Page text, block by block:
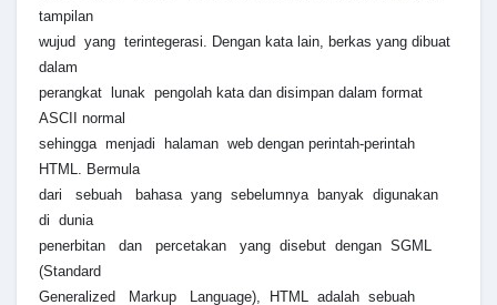
tampilan
wujud yang terintegerasi. Dengan kata lain, berkas yang dibuat
dalam
perangkat lunak pengolah kata dan disimpan dalam format
ASCII normal
sehingga menjadi halaman web dengan perintah-perintah
HTML. Bermula
dari sebuah bahasa yang sebelumnya banyak digunakan
di dunia
penerbitan dan percetakan yang disebut dengan SGML
(Standard
Generalized Markup Language), HTML adalah sebuah